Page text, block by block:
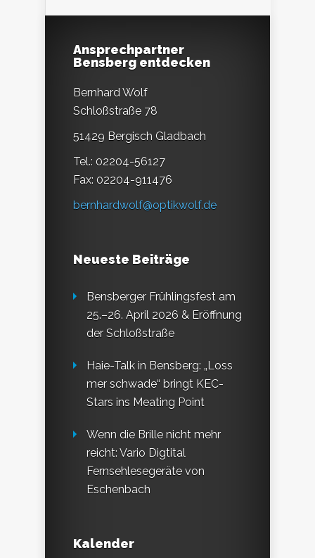
Ansprechpartner
Bensberg entdecken
Bernhard Wolf
Schloßstraße 78
51429 Bergisch Gladbach
Tel.: 02204-56127
Fax: 02204-911476
bernhardwolf@optikwolf.de
Neueste Beiträge
Bensberger Frühlingsfest am
25.–26. April 2026 & Eröffnung
der Schloßstraße
Haie-Talk in Bensberg: „Loss
mer schwade“ bringt KEC-
Stars ins Meating Point
Wenn die Brille nicht mehr
reicht: Vario Digtital
Fernsehlesegeräte von
Eschenbach
Kalender